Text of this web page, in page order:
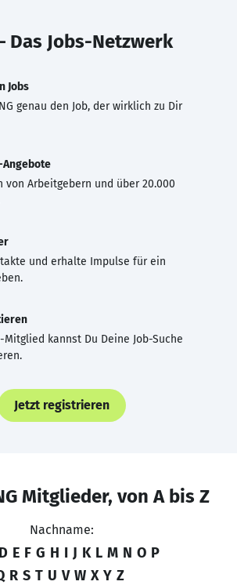
Das Jobs-Netzwerk
Jobs
genau den Job, der wirklich zu Dir
Angebote
von Arbeitgebern und über 20.000
und erhalte Impulse für ein
kannst Du Deine Job-Suche
Jetzt registrieren
Mitglieder, von A bis Z
Nachname:
D E F G H I J K L M N O P
R S T U V W X Y Z